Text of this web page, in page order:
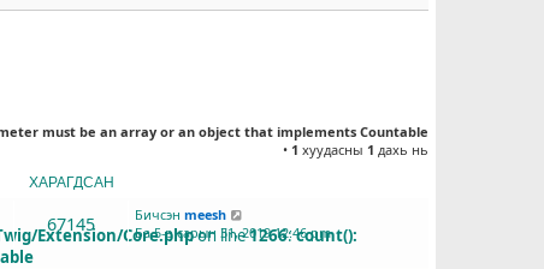
must be an array or an object that implements Countable
• 1 хуудасны 1 дахь нь
ХАРАГДСАН
Extension/Core.phpon line1266:count():
67145 Бичсэн meesh
Ба 5-р сарын 31, 2019 12:46 pm